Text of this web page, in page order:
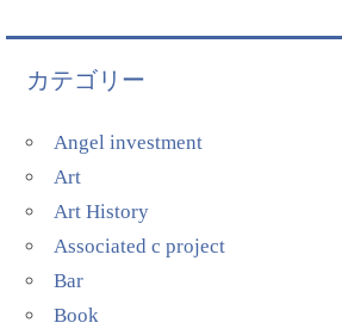
カテゴリー
Angel investment
Art
Art History
Associated c project
Bar
Book